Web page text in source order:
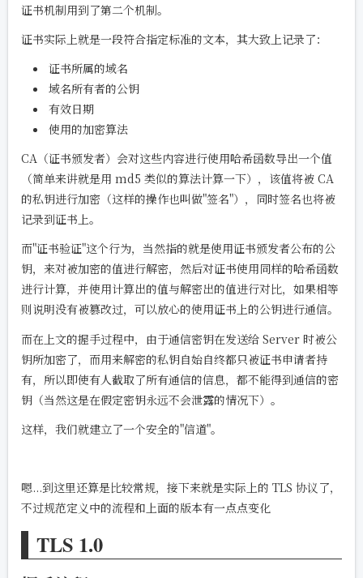
证书机制用到了第二个机制。
证书实际上就是一段符合指定标准的文本，其大致上记录了：
证书所属的域名
域名所有者的公钥
有效日期
使用的加密算法
CA（证书颁发者）会对这些内容进行使用哈希函数导出一个值
（简单来讲就是用 md5 类似的算法计算一下），该值将被 CA
的私钥进行加密（这样的操作也叫做"签名"），同时签名也将被
记录到证书上。
而"证书验证"这个行为，当然指的就是使用证书颁发者公布的公
钥，来对被加密的值进行解密，然后对证书使用同样的哈希函数
进行计算，并使用计算出的值与解密出的值进行对比，如果相等
则说明没有被篡改过，可以放心的使用证书上的公钥进行通信。
而在上文的握手过程中，由于通信密钥在发送给 Server 时被公
钥所加密了，而用来解密的私钥自始自终都只被证书申请者持
有，所以即使有人截取了所有通信的信息，都不能得到通信的密
钥（当然这是在假定密钥永远不会泄露的情况下）。
这样，我们就建立了一个安全的"信道"。
嗯...到这里还算是比较常规，接下来就是实际上的 TLS 协议了，
不过规范定义中的流程和上面的版本有一点点变化
TLS 1.0